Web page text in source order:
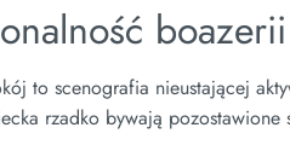
to scenografia nieustającej
rzadko bywają